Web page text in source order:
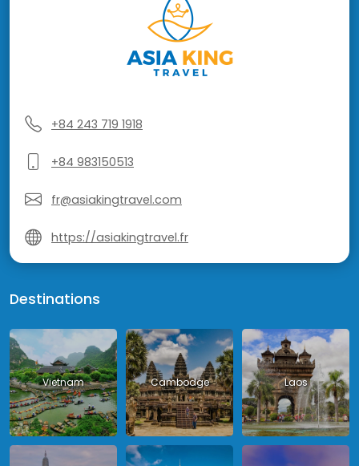
+84 243 719 1918
+84 983150513
fr@asiakingtravel.com
https://asiakingtravel.fr
Destinations
Vietnam Cambodge Laos